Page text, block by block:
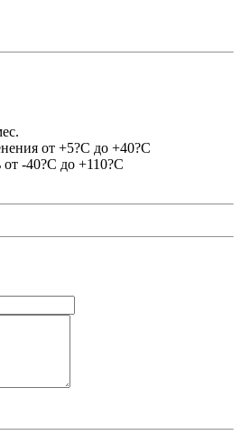
от +5?С до +40?С
от -40?С до +110?С